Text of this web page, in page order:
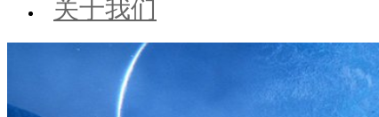
关于我们